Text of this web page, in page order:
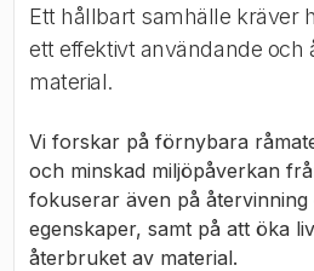
Ett hållbart samhälle kräver
ett effektivt användande och
material.
Vi forskar på förnybara
och minskad miljöpåverkan
fokuserar även på återvinning
egenskaper, samt på att öka
återbruket av material.